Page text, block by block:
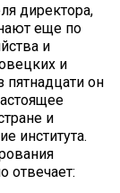
директора,
еще по
и
и
пятнадцати он
и
института.
отвечает: